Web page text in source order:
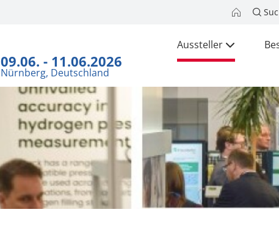
09.06. - 11.06.2026
Nürnberg, Deutschland
Aussteller